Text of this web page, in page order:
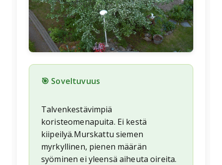
🌱
🎯 Soveltuvuus
Talvenkestävimpiä
koristeomenapuita. Ei kestä
kiipeilyä.Murskattu siemen
myrkyllinen, pienen määrän
syöminen ei yleensä aiheuta oireita.